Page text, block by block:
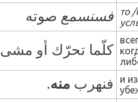
فسنسمع صوته
то
كلّما تحرّك أو مشى
فنهرب منه.
и